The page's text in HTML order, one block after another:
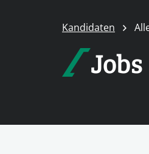
Kandidaten
Jobs